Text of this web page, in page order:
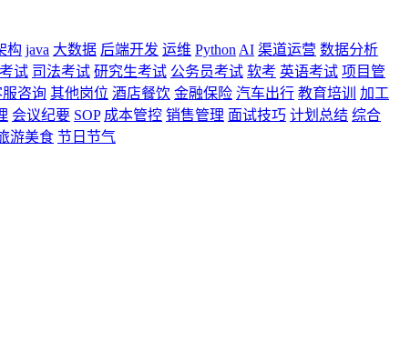
构 java 大数据 后端开发 运维 Python AI 渠道运营 数据分析
试 司法考试 研究生考试 公务员考试 软考 英语考试 项目管
咨询 其他岗位 酒店餐饮 金融保险 汽车出行 教育培训
加工
会议纪要 SOP 成本管控 销售管理 面试技巧 计划总结 综合
游美食 节日节气